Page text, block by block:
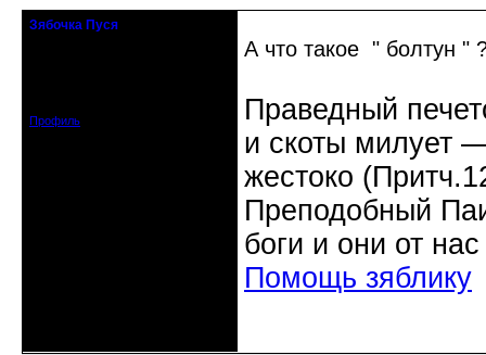
Зябочка Пуся
Профиль
А что такое " болтун
Праведный
и скоты милует
жестоко
Преподобный
боги и они от
Помощь зяблику